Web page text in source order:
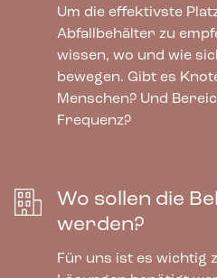
Um die effektivste
Abfallbehälter zu
wissen, wo und wie
bewegen. Gibt es
Menschen? Und
Frequenz?
Wo sollen die
werden?
Für uns ist es wichtig